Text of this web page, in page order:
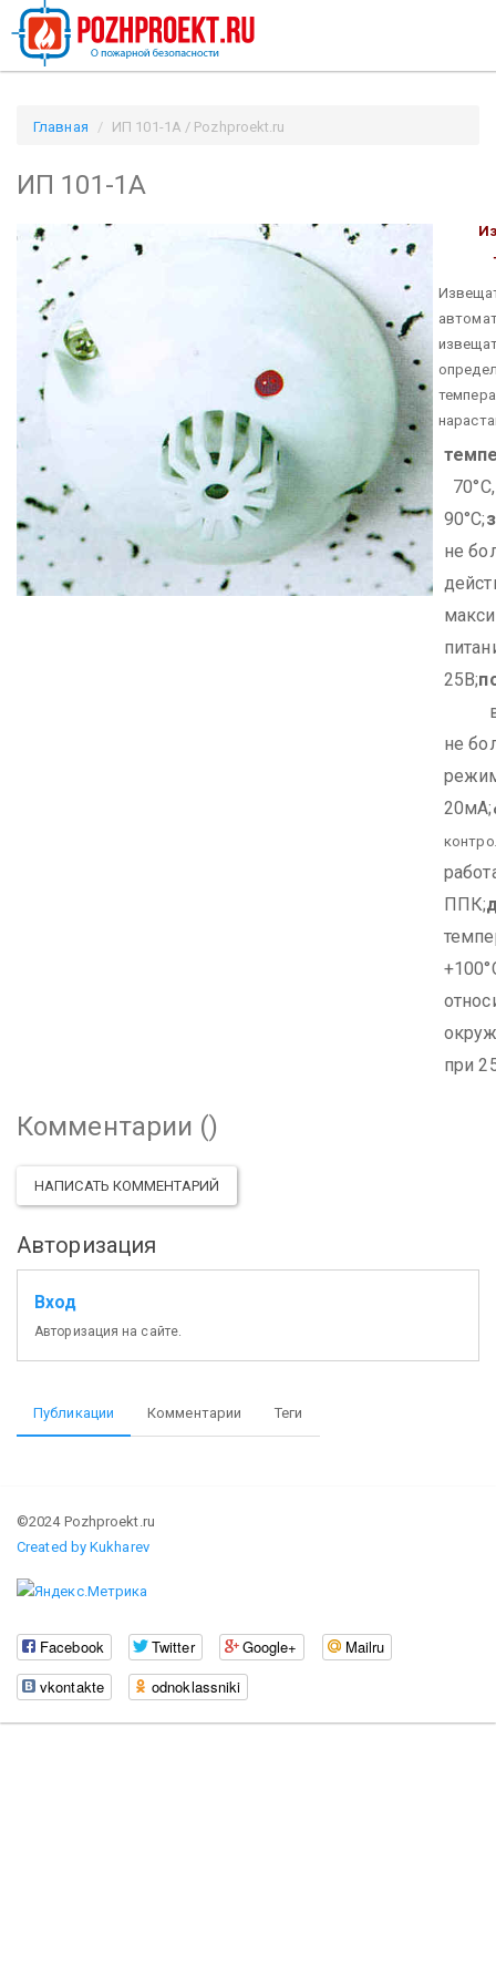
Главная ИП 101-1А / Pozhproekt.ru
ИП 101-1А
90°С;
не
25В;
в
не
20мА;
ППК;
при
Комментарии ()
НАПИСАТЬ КОММЕНТАРИЙ
Авторизация
Вход
Авторизация на сайте.
Публикации Комментарии Теги
©2024 Pozhproekt.ru
Created by Kukharev
Facebook Twitter Google+
Mailru
vkontakte
odnoklassniki